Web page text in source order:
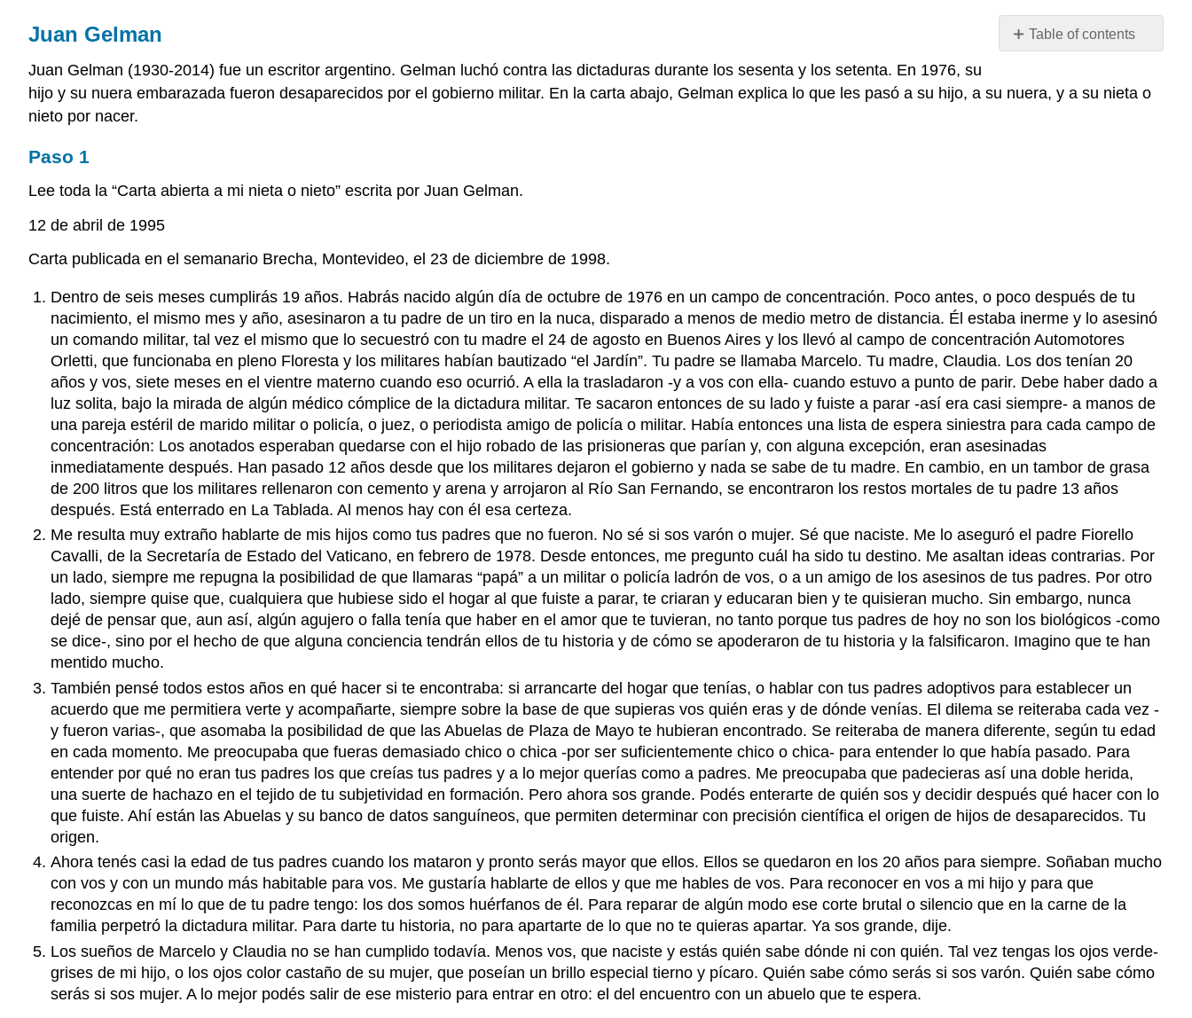
Table of contents
Paso
Mayo
Las
Madres
de
Plaza
de
Mayo
Juan Gelman
Juan Gelman (1930-2014) fue un escritor argentino. Gelman luchó contra las dictaduras durante los sesenta y los setenta. En 1976, su
hijo y su nuera embarazada fueron desaparecidos por el gobierno militar. En la carta abajo, Gelman explica lo que les pasó a su hijo, a su nuera, y a su nieta o
nieto por nacer.
Paso 1
Lee toda la “Carta abierta a mi nieta o nieto” escrita por Juan Gelman.
12 de abril de 1995
Carta publicada en el semanario Brecha, Montevideo, el 23 de diciembre de 1998.
Dentro de seis meses cumplirás 19 años. Habrás nacido algún día de octubre de 1976 en un campo de concentración. Poco antes, o poco después de tu
nacimiento, el mismo mes y año, asesinaron a tu padre de un tiro en la nuca, disparado a menos de medio metro de distancia. Él estaba inerme y lo asesinó
un comando militar, tal vez el mismo que lo secuestró con tu madre el 24 de agosto en Buenos Aires y los llevó al campo de concentración Automotores
Orletti, que funcionaba en pleno Floresta y los militares habían bautizado “el Jardín”. Tu padre se llamaba Marcelo. Tu madre, Claudia. Los dos tenían 20
años y vos, siete meses en el vientre materno cuando eso ocurrió. A ella la trasladaron -y a vos con ella- cuando estuvo a punto de parir. Debe haber dado a
luz solita, bajo la mirada de algún médico cómplice de la dictadura militar. Te sacaron entonces de su lado y fuiste a parar -así era casi siempre- a manos de
una pareja estéril de marido militar o policía, o juez, o periodista amigo de policía o militar. Había entonces una lista de espera siniestra para cada campo de
concentración: Los anotados esperaban quedarse con el hijo robado de las prisioneras que parían y, con alguna excepción, eran asesinadas
inmediatamente después. Han pasado 12 años desde que los militares dejaron el gobierno y nada se sabe de tu madre. En cambio, en un tambor de grasa
de 200 litros que los militares rellenaron con cemento y arena y arrojaron al Río San Fernando, se encontraron los restos mortales de tu padre 13 años
después. Está enterrado en La Tablada. Al menos hay con él esa certeza.
Me resulta muy extraño hablarte de mis hijos como tus padres que no fueron. No sé si sos varón o mujer. Sé que naciste. Me lo aseguró el padre Fiorello
Cavalli, de la Secretaría de Estado del Vaticano, en febrero de 1978. Desde entonces, me pregunto cuál ha sido tu destino. Me asaltan ideas contrarias. Por
un lado, siempre me repugna la posibilidad de que llamaras “papá” a un militar o policía ladrón de vos, o a un amigo de los asesinos de tus padres. Por otro
lado, siempre quise que, cualquiera que hubiese sido el hogar al que fuiste a parar, te criaran y educaran bien y te quisieran mucho. Sin embargo, nunca
dejé de pensar que, aun así, algún agujero o falla tenía que haber en el amor que te tuvieran, no tanto porque tus padres de hoy no son los biológicos -como
se dice-, sino por el hecho de que alguna conciencia tendrán ellos de tu historia y de cómo se apoderaron de tu historia y la falsificaron. Imagino que te han
mentido mucho.
También pensé todos estos años en qué hacer si te encontraba: si arrancarte del hogar que tenías, o hablar con tus padres adoptivos para establecer un
acuerdo que me permitiera verte y acompañarte, siempre sobre la base de que supieras vos quién eras y de dónde venías. El dilema se reiteraba cada vez -
y fueron varias-, que asomaba la posibilidad de que las Abuelas de Plaza de Mayo te hubieran encontrado. Se reiteraba de manera diferente, según tu edad
en cada momento. Me preocupaba que fueras demasiado chico o chica -por ser suficientemente chico o chica- para entender lo que había pasado. Para
entender por qué no eran tus padres los que creías tus padres y a lo mejor querías como a padres. Me preocupaba que padecieras así una doble herida,
una suerte de hachazo en el tejido de tu subjetividad en formación. Pero ahora sos grande. Podés enterarte de quién sos y decidir después qué hacer con lo
que fuiste. Ahí están las Abuelas y su banco de datos sanguíneos, que permiten determinar con precisión científica el origen de hijos de desaparecidos. Tu
origen.
Ahora tenés casi la edad de tus padres cuando los mataron y pronto serás mayor que ellos. Ellos se quedaron en los 20 años para siempre. Soñaban mucho
con vos y con un mundo más habitable para vos. Me gustaría hablarte de ellos y que me hables de vos. Para reconocer en vos a mi hijo y para que
reconozcas en mí lo que de tu padre tengo: los dos somos huérfanos de él. Para reparar de algún modo ese corte brutal o silencio que en la carne de la
familia perpetró la dictadura militar. Para darte tu historia, no para apartarte de lo que no te quieras apartar. Ya sos grande, dije.
Los sueños de Marcelo y Claudia no se han cumplido todavía. Menos vos, que naciste y estás quién sabe dónde ni con quién. Tal vez tengas los ojos verde-
grises de mi hijo, o los ojos color castaño de su mujer, que poseían un brillo especial tierno y pícaro. Quién sabe cómo serás si sos varón. Quién sabe cómo
serás si sos mujer. A lo mejor podés salir de ese misterio para entrar en otro: el del encuentro con un abuelo que te espera.